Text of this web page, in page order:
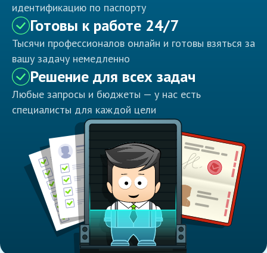
идентификацию по паспорту
Готовы к работе 24/7
Тысячи профессионалов онлайн и готовы взяться за
вашу задачу немедленно
Решение для всех задач
Любые запросы и бюджеты — у нас есть
специалисты для каждой цели